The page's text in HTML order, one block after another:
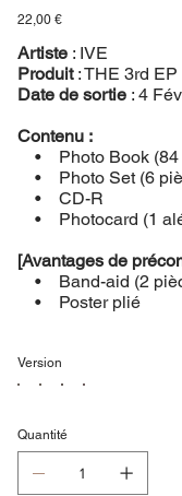
Prix
22,00 €
Artiste: IVE
Produit : THE 3rd
Date de sortie: 4
Contenu :
• Photo Book (84
• Photo Set (6
• CD-R
• Photocard (1
[Avantages de
• Band-aid (2
• Poster plié
Version
Quantité